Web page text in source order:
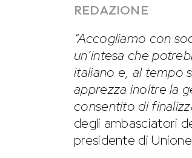
REDAZIONE
“Accogliamo con
un’intesa che
italiano e, al tempo
apprezza inoltre la
consentito di
degli ambasciatori
presidente di